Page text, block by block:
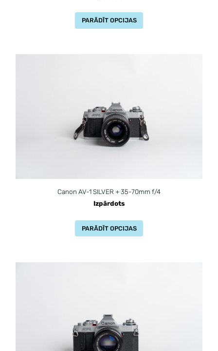
PARĀDĪT OPCIJAS
Canon AV-1 SILVER + 35-70mm f/4
Izpārdots
PARĀDĪT OPCIJAS